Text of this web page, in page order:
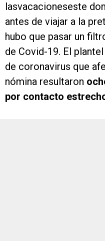
lasvacacioneseste
antes de viajar a la
hubo que pasar un
de Covid-19. El
de coronavirus que
nómina resultaron
por contacto